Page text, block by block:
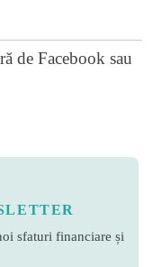
de Facebook sau
sfaturi financiare și